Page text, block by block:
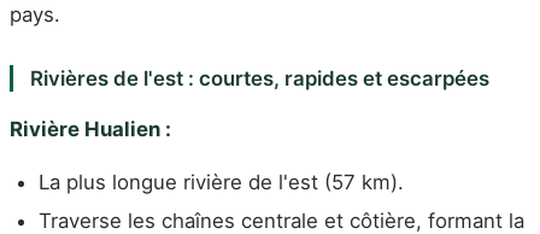
pays.
Rivières de l'est : courtes, rapides et escarpées
Rivière Hualien :
La plus longue rivière de l'est (57 km).
Traverse les chaînes centrale et côtière, formant la